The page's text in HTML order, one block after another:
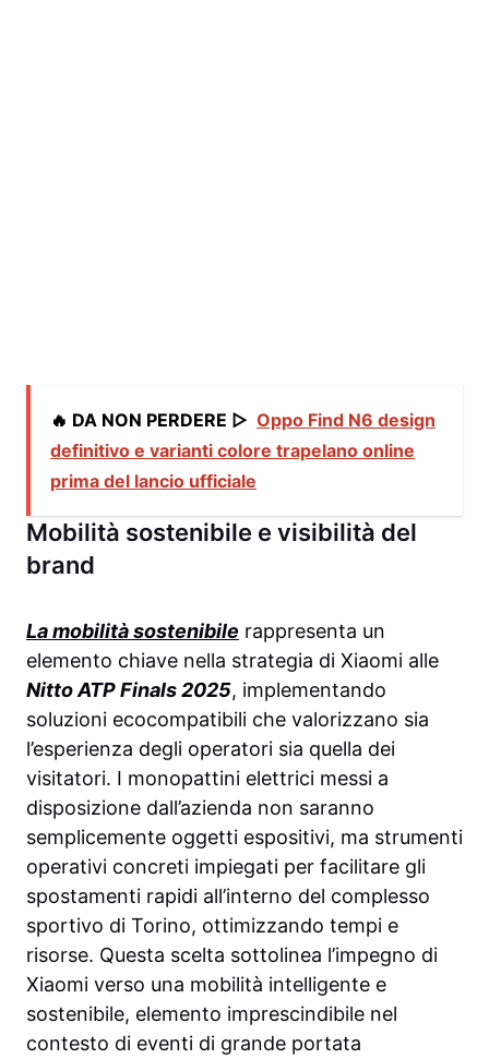
🔥 DA NON PERDERE ▷ Oppo Find N6 design
definitivo e varianti colore trapelano online
prima del lancio ufficiale
Mobilità sostenibile e visibilità del
brand
La mobilità sostenibile rappresenta un
elemento chiave nella strategia di Xiaomi alle
Nitto ATP Finals 2025, implementando
soluzioni ecocompatibili che valorizzano sia
l’esperienza degli operatori sia quella dei
visitatori. I monopattini elettrici messi a
disposizione dall’azienda non saranno
semplicemente oggetti espositivi, ma strumenti
operativi concreti impiegati per facilitare gli
spostamenti rapidi all’interno del complesso
sportivo di Torino, ottimizzando tempi e
risorse. Questa scelta sottolinea l’impegno di
Xiaomi verso una mobilità intelligente e
sostenibile, elemento imprescindibile nel
contesto di eventi di grande portata